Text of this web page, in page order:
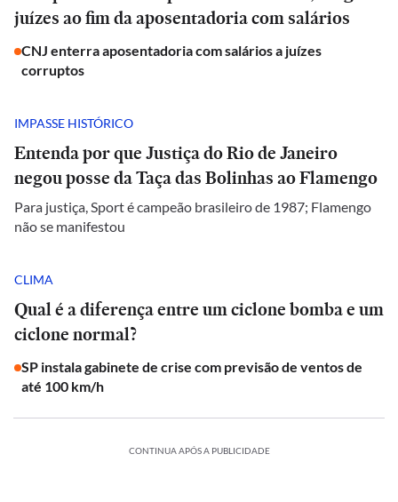
juízes ao fim da aposentadoria com salários
CNJ enterra aposentadoria com salários a juízes
corruptos
IMPASSE HISTÓRICO
Entenda por que Justiça do Rio de Janeiro
negou posse da Taça das Bolinhas ao Flamengo
Para justiça, Sport é campeão brasileiro de 1987; Flamengo
não se manifestou
CLIMA
Qual é a diferença entre um ciclone bomba e um
ciclone normal?
SP instala gabinete de crise com previsão de ventos de
até 100 km/h
CONTINUA APÓS A PUBLICIDADE